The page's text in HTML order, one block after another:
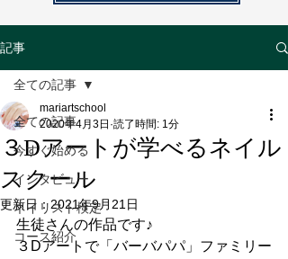
記事
全ての記事
今すぐ始める
インタビュー
ネイリスト検定
コース紹介
全ての記事
３Dアートが学べるネイル
スクール
mariartschool
2020年4月3日 読了時間: 1分
更新日：2021年9月21日
生徒さんの作品です♪
３Dアートで「バーバパパ」ファミリー